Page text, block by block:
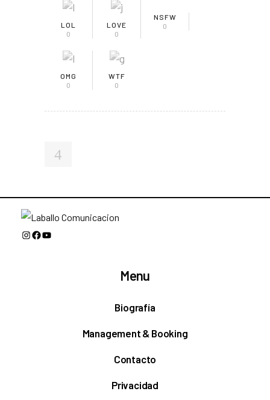
LOL
0
LOVE
0
NSFW
0
OMG
0
WTF
0
Instagram
Facebook
YouTube
Menu
Biografía
Management & Booking
Contacto
Privacidad